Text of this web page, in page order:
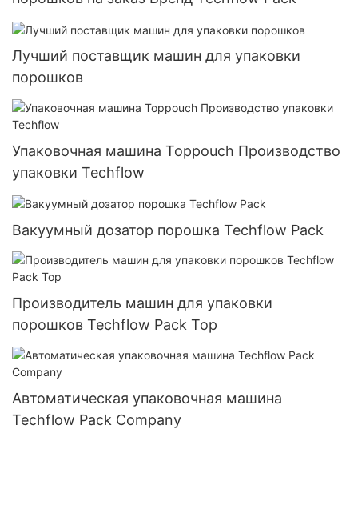
Лучший поставщик машин для упаковки
порошков
Упаковочная машина Toppouch Производство
упаковки Techflow
Вакуумный дозатор порошка Techflow Pack
Производитель машин для упаковки
порошков Techflow Pack Top
Автоматическая упаковочная машина
Techflow Pack Company